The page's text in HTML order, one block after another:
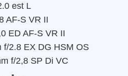
est L
AF-S VR II
ED AF-S VR II
f/2.8 EX DG HSM OS
f/2,8 SP Di VC